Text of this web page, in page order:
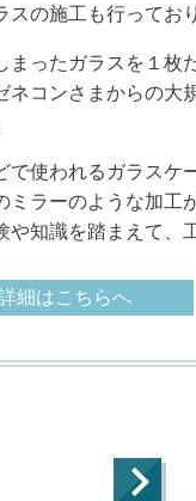
スの施工も行ってお
まったガラスを１枚
ネコンさまからの大
で使われるガラスケ
ミラーのような加工
や知識を踏まえて、
細はこちらへ